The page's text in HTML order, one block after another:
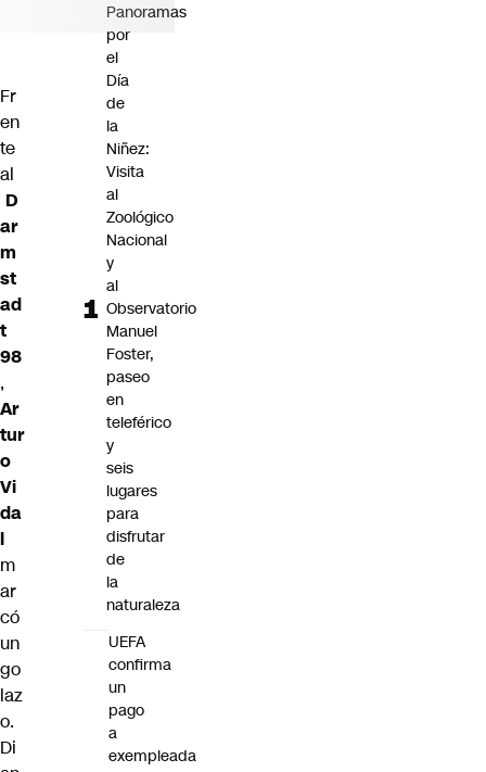
Fr
en
te
al
D
ar
m
st
ad
t
98
,
Ar
tur
o
Vi
da
l
m
ar
có
un
go
laz
o.
Di
Panoramas
por
el
Día
de
la
Niñez:
Visita
al
Zoológico
Nacional
y
al
Observatorio
Manuel
Foster,
paseo
en
teleférico
y
seis
lugares
para
disfrutar
de
la
naturaleza
UEFA
confirma
un
pago
a
exempleada